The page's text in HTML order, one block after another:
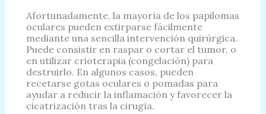
Afortunadamente, la mayoría de los papilomas
oculares pueden extirparse fácilmente
mediante una sencilla intervención quirúrgica.
Puede consistir en raspar o cortar el tumor, o
en utilizar crioterapia (congelación) para
destruirlo. En algunos casos, pueden
recetarse gotas oculares o pomadas para
ayudar a reducir la inflamación y favorecer la
cicatrización tras la cirugía.